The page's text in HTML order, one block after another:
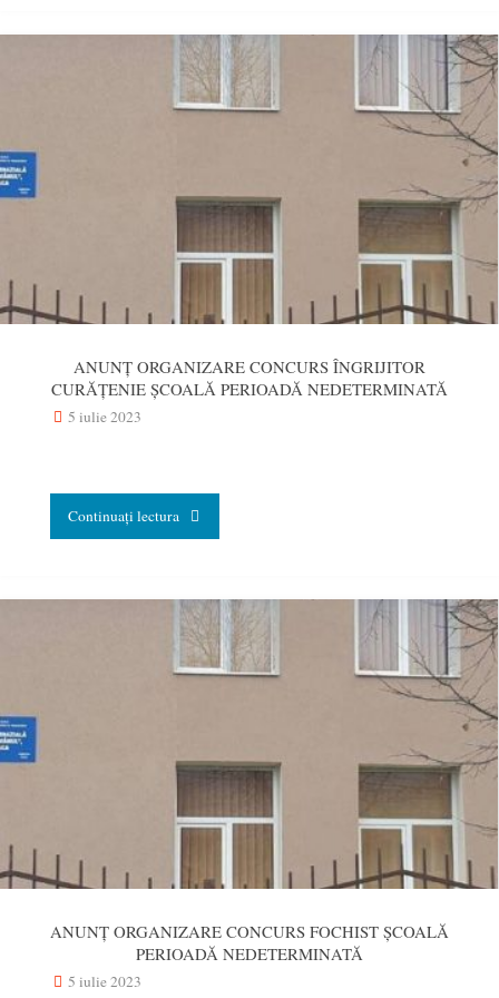
CONCURS
SECRETAR
determinată"
ANUNȚ ORGANIZARE CONCURS ÎNGRIJITOR
CURĂȚENIE ȘCOALĂ PERIOADĂ NEDETERMINATĂ
5 iulie 2023
Continuați lectura "ANUNȚ
CONCURS
ÎNGRIJITOR
perioadă
nedeterminată"
ANUNȚ ORGANIZARE CONCURS FOCHIST ȘCOALĂ
PERIOADĂ NEDETERMINATĂ
5 iulie 2023